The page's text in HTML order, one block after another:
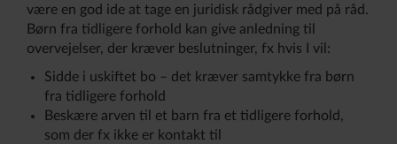
være en god ide at tage en juridisk rådgiver med på råd.
Børn fra tidligere forhold kan give anledning til
overvejelser, der kræver beslutninger, fx hvis I vil:
Sidde i uskiftet bo – det kræver samtykke fra børn
fra tidligere forhold
Beskære arven til et barn fra et tidligere forhold,
som der fx ikke er kontakt til